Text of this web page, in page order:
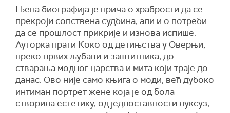
Њена биографија је прича о храбрости да се
прекроји сопствена судбина, али и о потреби
да се прошлост прикрије и изнова испише.
Ауторка прати Коко од детињства у Оверњи,
преко првих љубави и заштитника, до
стварања модног царства и мита који траје до
данас. Ово није само књига о моди, већ дубоко
интиман портрет жене која је од бола
створила естетику, од једноставности луксуз,